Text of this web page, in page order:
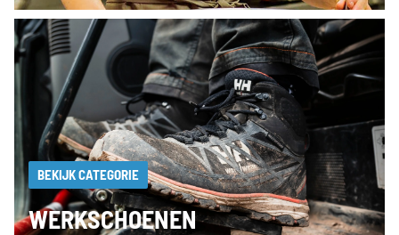
BEKIJK CATEGORIE
WERKSCHOENEN